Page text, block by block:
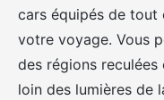
cars équipés de tout
votre voyage. Vous
des régions
loin des lumières de